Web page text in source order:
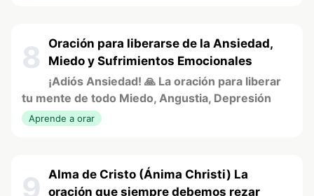
8
Oración para liberarse de la Ansiedad,
Miedo y Sufrimientos Emocionales
¡Adiós Ansiedad! 🙏 La oración para liberar
tu mente de todo Miedo, Angustia, Depresión
Aprende a orar
9
Alma de Cristo (Ánima Christi) La
oración que siempre debemos rezar